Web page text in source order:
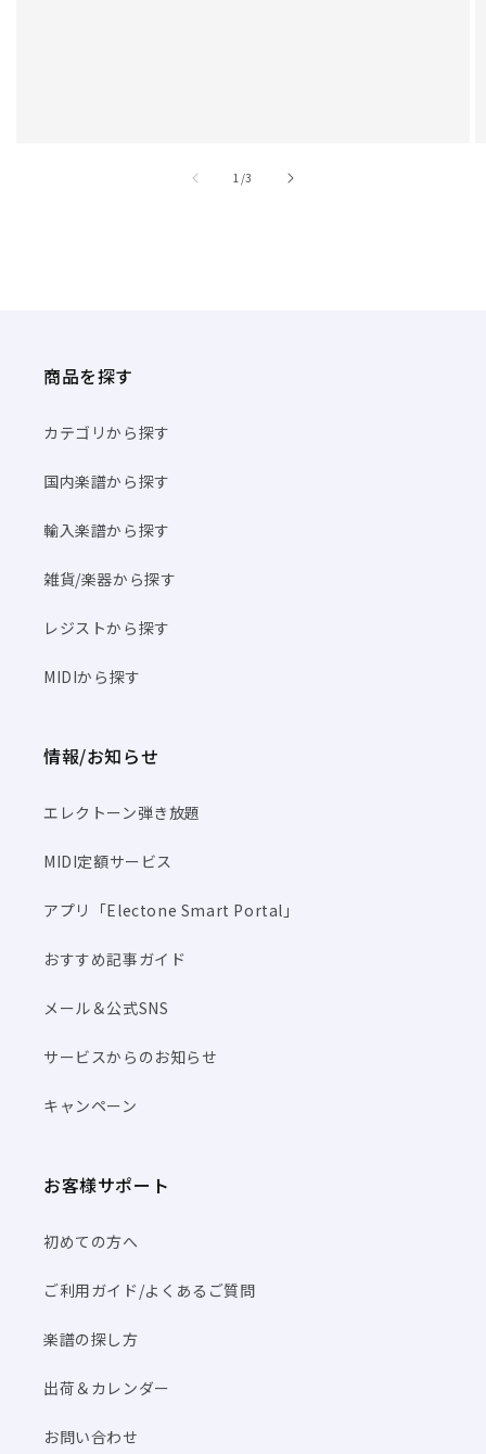
1 //3
商品を探す
カテゴリから探す
国内楽譜から探す
輸入楽譜から探す
雑貨/楽器から探す
レジストから探す
MIDIから探す
情報/お知らせ
エレクトーン弾き放題
MIDI定額サービス
アプリ「Electone Smart Portal」
おすすめ記事ガイド
メール＆公式SNS
サービスからのお知らせ
キャンペーン
お客様サポート
初めての方へ
ご利用ガイド/よくあるご質問
楽譜の探し方
出荷＆カレンダー
お問い合わせ